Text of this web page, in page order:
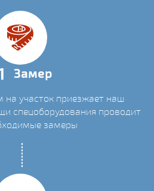
Замер
на участок приезжает наш
спецоборудования проводит
замеры